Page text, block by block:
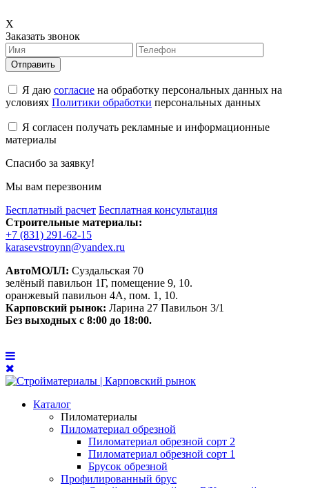
X
Заказать звонок
Отправить
Я даю согласие на обработку персональных данных на
условиях Политики обработки персональных данных
Я согласен получать рекламные и информационные
материалы
Спасибо за заявку!
Мы вам перезвоним
Бесплатный расчет Бесплатная консультация
Строительные материалы:
+7 (831) 291-62-15
karasevstroynn@yandex.ru
АвтоМОЛЛ: Суздальская 70
зелёный павильон 1Г, помещение 9, 10.
оранжевый павильон 4А, пом. 1, 10.
Карповский рынок: Ларина 27 Павильон 3/1
Без выходных с 8:00 до 18:00.
Каталог
Пиломатериалы
Пиломатериал обрезной
Пиломатериал обрезной сорт 2
Пиломатериал обрезной сорт 1
Брусок обрезной
Профилированный брус